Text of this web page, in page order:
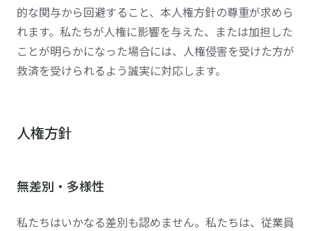
的な関与から回避すること、本人権方針の尊重が求めら
れます。私たちが人権に影響を与えた、または加担した
ことが明らかになった場合には、人権侵害を受けた方が
救済を受けられるよう誠実に対応します。
人権方針
無差別・多様性
私たちはいかなる差別も認めません。私たちは、従業員